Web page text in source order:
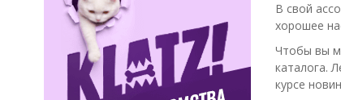
В свой
хорошее
Чтобы вы
каталога.
курсе